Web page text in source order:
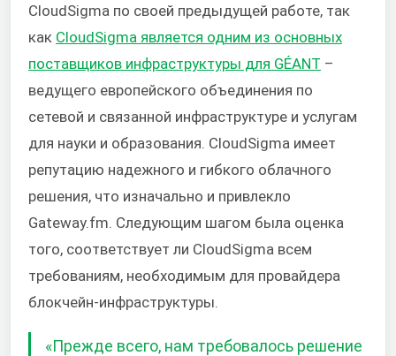
CloudSigma по своей предыдущей работе, так
как CloudSigma является одним из основных
поставщиков инфраструктуры для GÉANT –
ведущего европейского объединения по
сетевой и связанной инфраструктуре и услугам
для науки и образования. CloudSigma имеет
репутацию надежного и гибкого облачного
решения, что изначально и привлекло
Gateway.fm. Следующим шагом была оценка
того, соответствует ли CloudSigma всем
требованиям, необходимым для провайдера
блокчейн-инфраструктуры.
«Прежде всего, нам требовалось решение